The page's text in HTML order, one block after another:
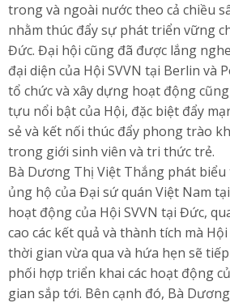
trong và ngoài nước theo cả chiều
nhằm thúc đẩy sự phát triển vững
Đức. Đại hội cũng đã được lắng
đại diện của Hội SVVN tại Berlin và
tổ chức và xây dựng hoạt động
tựu nổi bật của Hội, đặc biệt đẩy
sẻ và kết nối thúc đẩy phong trào
trong giới sinh viên và tri thức trẻ.
Bà Dương Thị Việt Thắng phát
ủng hộ của Đại sứ quán Việt Nam
hoạt động của Hội SVVN tại Đức,
cao các kết quả và thành tích mà
thời gian vừa qua và hứa hẹn sẽ
phối hợp triển khai các hoạt động
gian sắp tới. Bên cạnh đó, Bà